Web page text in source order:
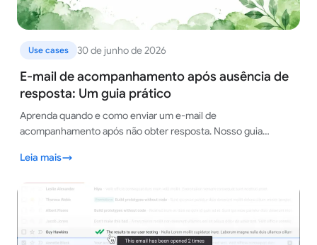
Use cases 30 de junho de 2026
E-mail de acompanhamento após ausência de
resposta: Um guia prático
Aprenda quando e como enviar um e-mail de
acompanhamento após não obter resposta. Nosso guia
para obter respostas.
Leia mais